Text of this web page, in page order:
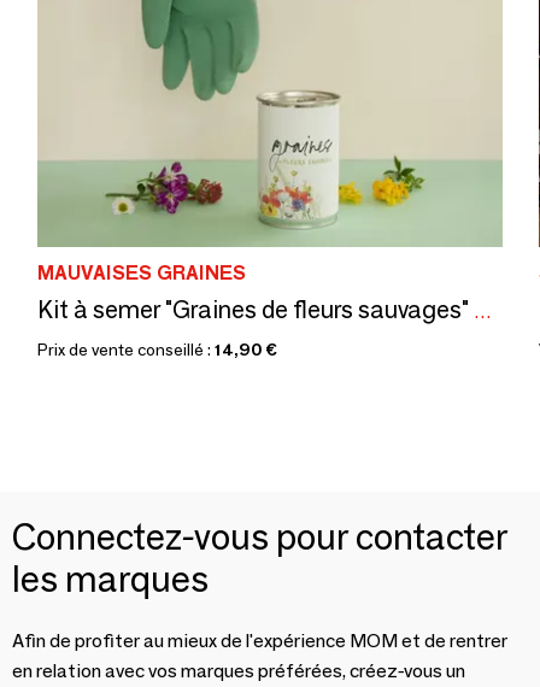
MAUVAISES GRAINES
Kit à semer "Graines de fleurs sauvages" Fabriqué en France
Prix de vente conseillé : 14,90 €
Connectez-vous pour contacter
les marques
Afin de profiter au mieux de l'expérience MOM et de rentrer
en relation avec vos marques préférées, créez-vous un